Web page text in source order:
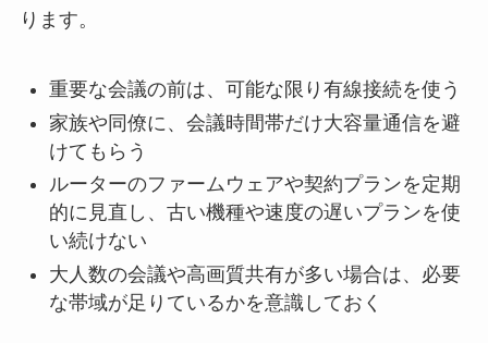
ります。
重要な会議の前は、可能な限り有線接続を使う
家族や同僚に、会議時間帯だけ大容量通信を避
けてもらう
ルーターのファームウェアや契約プランを定期
的に見直し、古い機種や速度の遅いプランを使
い続けない
大人数の会議や高画質共有が多い場合は、必要
な帯域が足りているかを意識しておく